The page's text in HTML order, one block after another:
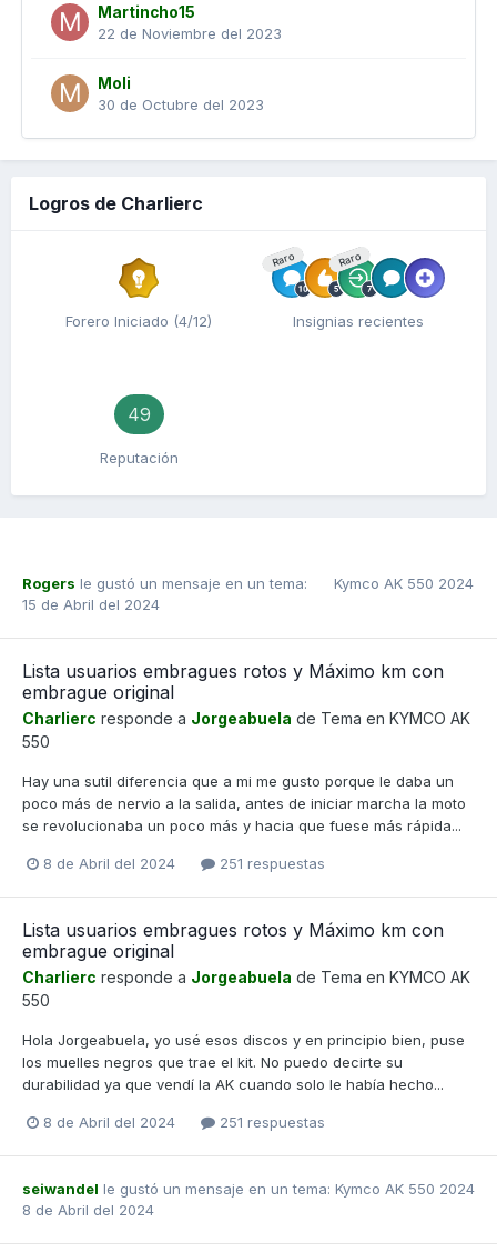
Martincho15
22 de Noviembre del 2023
Moli
30 de Octubre del 2023
Logros de Charlierc
Forero Iniciado (4/12)
Raro Raro
Insignias recientes
49
Reputación
Rogers le gustó un mensaje en un tema:
Kymco AK 550 2024
15 de Abril del 2024
Lista usuarios embragues rotos y Máximo km con
embrague original
Charlierc responde a Jorgeabuela de Tema en KYMCO AK
550
Hay una sutil diferencia que a mi me gusto porque le daba un
poco más de nervio a la salida, antes de iniciar marcha la moto
se revolucionaba un poco más y hacia que fuese más rápida...
8 de Abril del 2024 251 respuestas
Lista usuarios embragues rotos y Máximo km con
embrague original
Charlierc responde a Jorgeabuela de Tema en KYMCO AK
550
Hola Jorgeabuela, yo usé esos discos y en principio bien, puse
los muelles negros que trae el kit. No puedo decirte su
durabilidad ya que vendí la AK cuando solo le había hecho...
8 de Abril del 2024 251 respuestas
seiwandel le gustó un mensaje en un tema: Kymco AK 550 2024
8 de Abril del 2024